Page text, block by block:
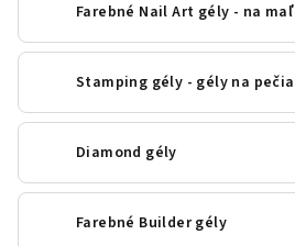
Farebné Nail Art gély - na
Stamping gély - gély na
Diamond gély
Farebné Builder gély